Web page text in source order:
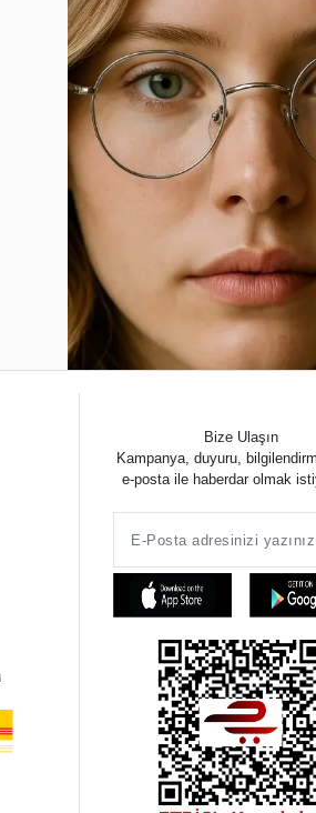
Bize Ulaşın
Kampanya, duyuru,
e-posta ile haberdar olmak